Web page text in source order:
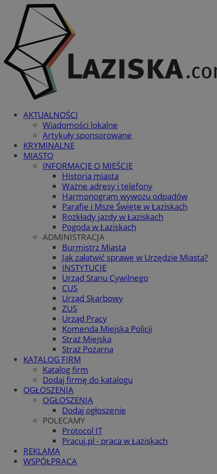
AKTUALNOŚCI
Wiadomości lokalne
Artykuły sponsorowane
KRYMINALNE
MIASTO
INFORMACJE O MIEŚCIE
Historia miasta
Ważne adresy i telefony
Harmonogram wywozu odpadów
Parafie i Msze Święte w Łaziskach
Rozkłady jazdy w Łaziskach
Pogoda w Łaziskach
ADMINISTRACJA
Burmistrz Miasta
Jak załatwić sprawę w Urzędzie Miasta?
INSTYTUCJE
Urząd Stanu Cywilnego
CUS
Urząd Skarbowy
ZUS
Urząd Pracy
Komenda Miejska Policji
Straż Miejska
Straż Pożarna
KATALOG FIRM
Katalog firm
Dodaj firmę do katalogu
OGŁOSZENIA
OGŁOSZENIA
Dodaj ogłoszenie
POLECAMY
Protocol IT
Pracuj.pl - praca w Łaziskach
REKLAMA
WSPÓŁPRACA